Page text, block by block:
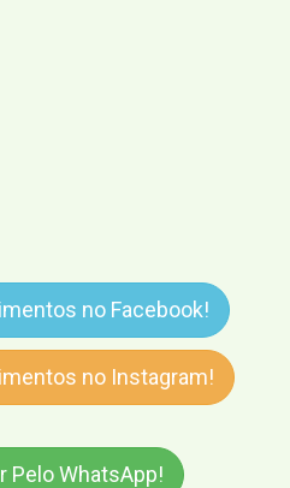
no Facebook!
no Instagram!
Pelo WhatsApp!